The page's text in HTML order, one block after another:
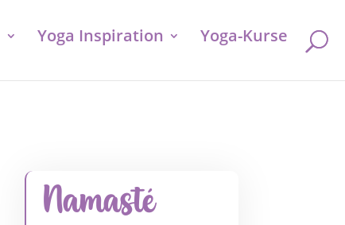
Yoga Inspiration Yoga-Kurse
Namasté